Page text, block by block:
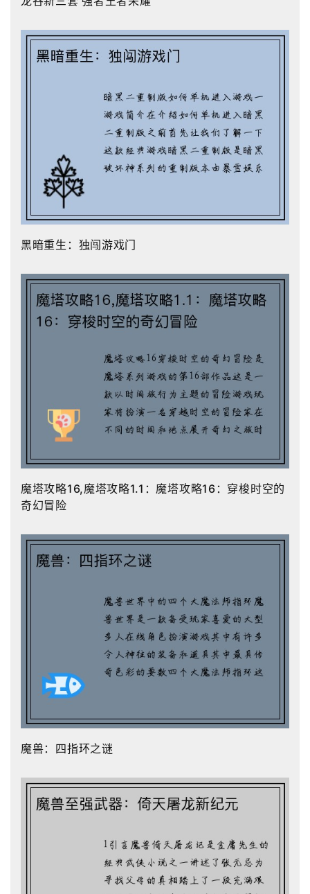
黑暗重生：独闯游戏门
魔塔攻略16,魔塔攻略1.1：魔塔攻略16：穿梭时空的
奇幻冒险
魔兽：四指环之谜